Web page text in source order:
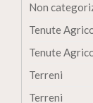
Non
Tenute
Tenute
Terreni
Terreni